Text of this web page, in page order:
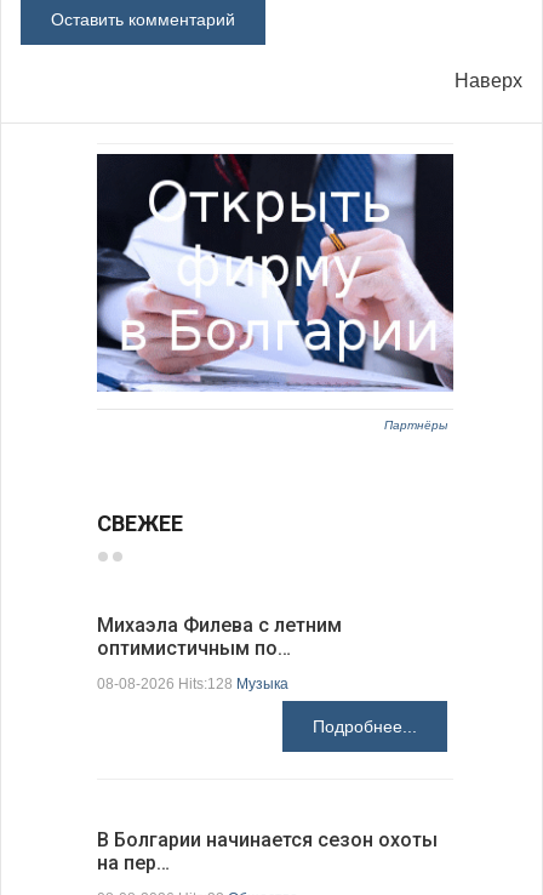
Наверх
Партнёры
СВЕЖЕЕ
Михаэла Филева с летним
оптимистичным по…
08-08-2026 Hits:128 Музыка
Подробнее...
В Болгарии начинается сезон охоты
на пер…